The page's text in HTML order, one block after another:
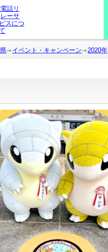
イベント・キャンペーン 2020年